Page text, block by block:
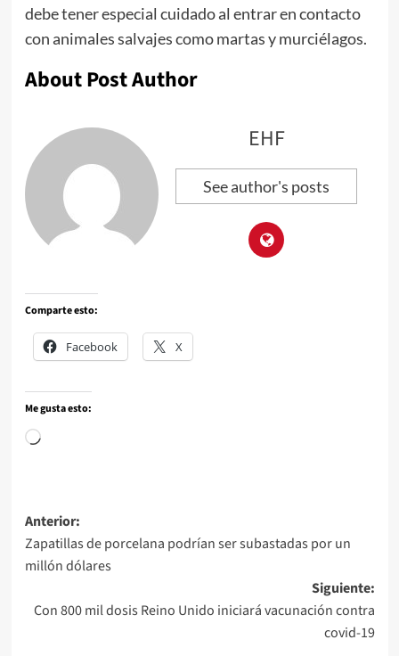
debe tener especial cuidado al entrar en contacto
con animales salvajes como martas y murciélagos.
About Post Author
EHF
See author's posts
Comparte esto:
Facebook X
Me gusta esto:
Anterior:
Zapatillas de porcelana podrían ser subastadas por un
millón dólares
Siguiente:
Con 800 mil dosis Reino Unido iniciará vacunación contra
covid-19